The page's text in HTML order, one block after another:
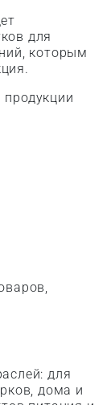
для
которым
для
дома и